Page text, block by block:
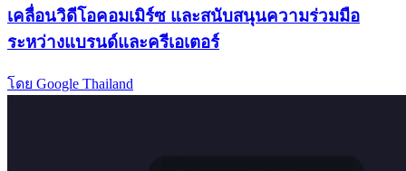
เคลื่อนวิดีโอคอมเมิร์ซ และสนับสนุนความร่วมมือ
ระหว่างแบรนด์และครีเอเตอร์
โดย Google Thailand